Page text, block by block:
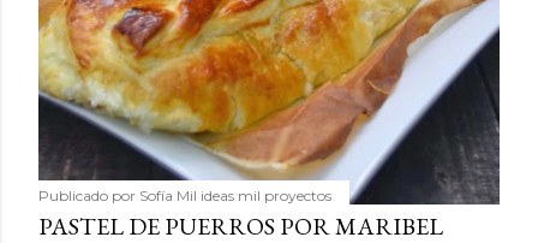
Publicado por Sofía Mil ideas mil proyectos
PASTEL DE PUERROS POR MARIBEL